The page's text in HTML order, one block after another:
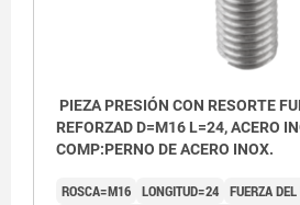
PIEZA PRESIÓN CON RESORTE
REFORZAD D=M16 L=24, ACERO
COMP:PERNO DE ACERO INOX.
ROSCA=M16 LONGITUD=24 FUERZA